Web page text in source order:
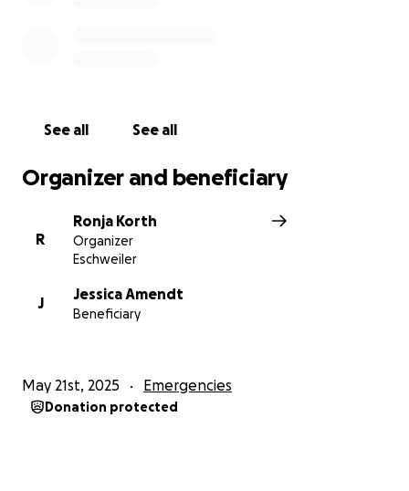
See all See all
Organizer and beneficiary
R
Ronja Korth
Organizer
Eschweiler
J
Jessica Amendt
Beneficiary
May 21st, 2025 Emergencies
Donation protected